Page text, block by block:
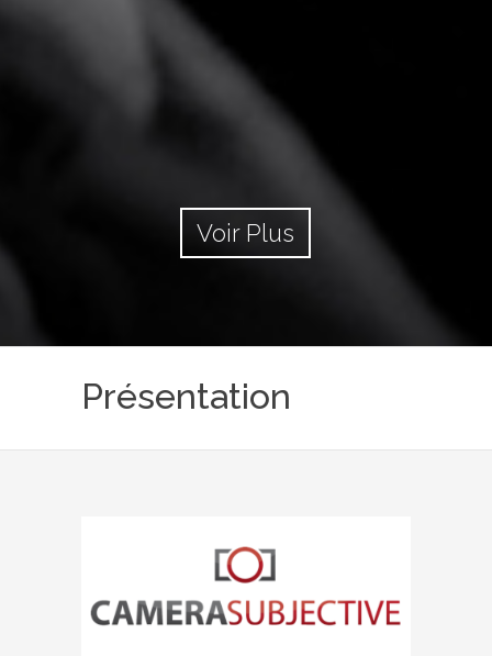
Voir Plus
Présentation